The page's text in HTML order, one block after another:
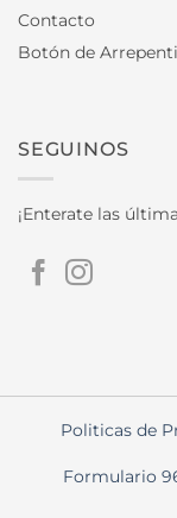
Contacto
Botón de
SEGUINOS
¡Enterate las
Politicas de
Formulario